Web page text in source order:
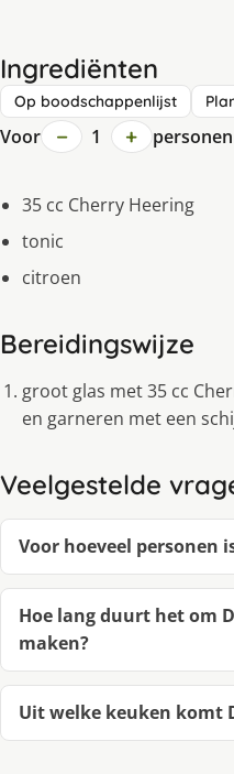
Ingrediënten
Op boodschappenlijst
Voor − 1 + personen
35 cc Cherry Heering
tonic
citroen
Bereidingswijze
groot glas met 35 cc
en garneren met een
Veelgestelde
Voor hoeveel personen
Hoe lang duurt het om
maken?
Uit welke keuken komt